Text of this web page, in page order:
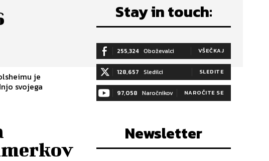
je
svojega
Stay in touch:
255,324 Oboževalci VŠEČKAJ
128,657 Sledilci SLEDITE
97,058 Naročnikov NAROČITE SE
Newsletter